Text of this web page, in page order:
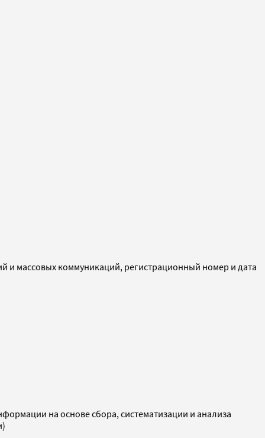
и массовых коммуникаций, регистрационный номер и дата
на основе сбора, систематизации и анализа